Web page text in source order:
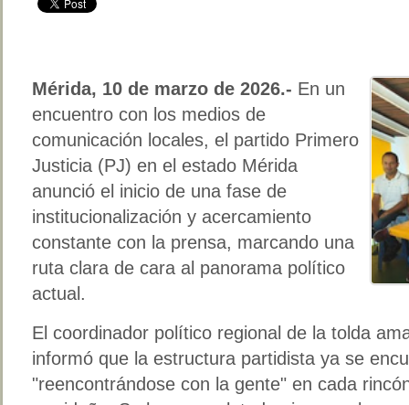
Mérida, 10 de marzo de 2026.- En un
encuentro con los medios de
comunicación locales, el partido Primero
Justicia (PJ) en el estado Mérida
anunció el inicio de una fase de
institucionalización y acercamiento
constante con la prensa, marcando una
ruta clara de cara al panorama político
actual.
El coordinador político regional de la tolda
informó que la estructura partidista ya se
"reencontrándose con la gente" en cada